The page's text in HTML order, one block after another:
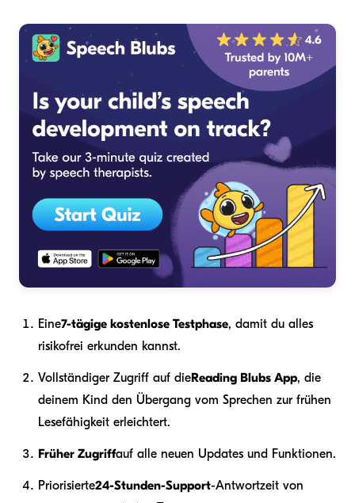
Eine7-tägige kostenlose Testphase, damit du alles
risikofrei erkunden kannst.
Vollständiger Zugriff auf dieReading Blubs App, die
deinem Kind den Übergang vom Sprechen zur frühen
Lesefähigkeit erleichtert.
Früher Zugriffauf alle neuen Updates und Funktionen.
Priorisierte24-Stunden-Support-Antwortzeit von